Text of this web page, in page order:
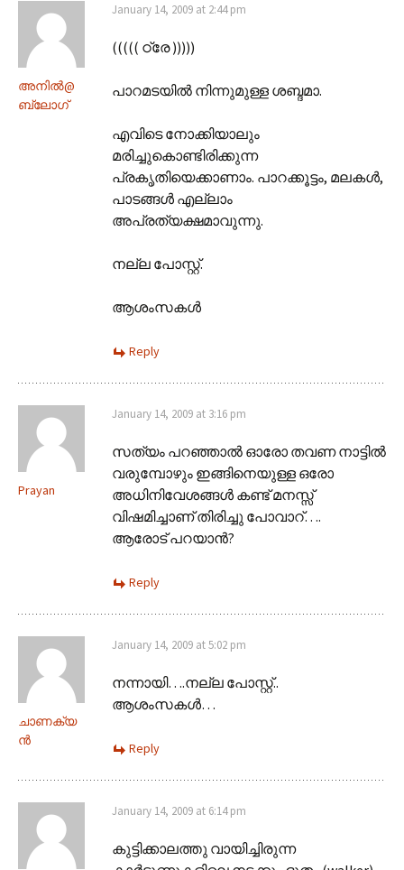
അനില്‍@
ബ്ലോഗ്
January 14, 2009 at 2:44 pm
((((( ഠ്രേ )))))
പാറമടയില്‍ നിന്നുമുള്ള ശബ്ദമാ.
എവിടെ നോക്കിയാലും
മരിച്ചുകൊണ്ടിരിക്കുന്ന
പ്രകൃതിയെക്കാണാം. പാറക്കൂട്ടം, മലകള്‍,
പാടങ്ങള്‍ എല്ലാം
അപ്രത്യക്ഷമാവുന്നു.
നല്ല പോസ്റ്റ്.
ആശംസകള്‍
Reply
Prayan
January 14, 2009 at 3:16 pm
സത്യം പറഞ്ഞാല്‍ ഓരോ തവണ നാട്ടില്‍
വരുമ്പോഴും ഇങ്ങിനെയുള്ള ഒരോ
അധിനിവേശങ്ങള്‍ കണ്ട് മനസ്സ്
വിഷമിച്ചാണ് തിരിച്ചു പോവാറ്….
ആരോട് പറയാന്‍?
Reply
ചാണക്യ
ന്‍
January 14, 2009 at 5:02 pm
നന്നായി….നല്ല പോസ്റ്റ്..
ആശംസകള്‍…
Reply
January 14, 2009 at 6:14 pm
കുട്ടിക്കാലത്തു വായിച്ചിരുന്ന